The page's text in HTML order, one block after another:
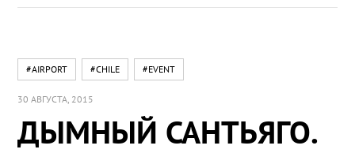
#AIRPORT #CHILE #EVENT
30 АВГУСТА, 2015
ДЫМНЫЙ САНТЬЯГО.